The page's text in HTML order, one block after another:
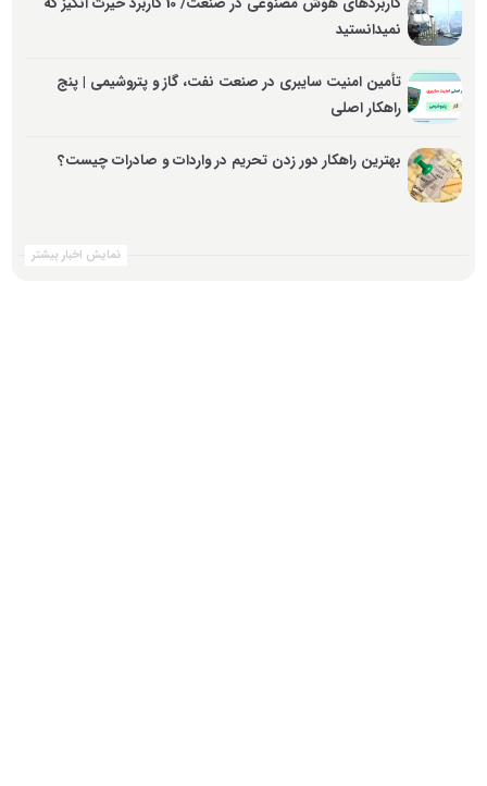
نمیدانستید
تأمین امنیت سایبری در صنعت نفت، گاز و پتروشیمی | پنج
راهکار اصلی
بهترین راهکار دور زدن تحریم در واردات و صادرات چیست؟
نمایش اخبار بیشتر